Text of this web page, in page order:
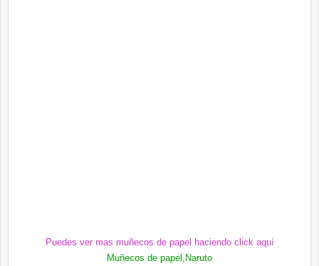
Puedes ver mas muñecos de papel haciendo click aquí
Muñecos de papel, Naruto